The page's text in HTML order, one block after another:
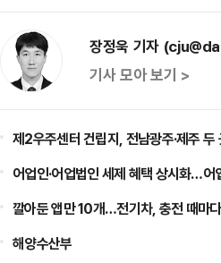
장정욱 기자
기사 모아 보기 >
제2우주센터 건립지, 전남광주·제주
어업인·어업법인 세제 혜택 상시화…
깔아둔 앱만 10개…전기차, 충전 때마다
해양수산부